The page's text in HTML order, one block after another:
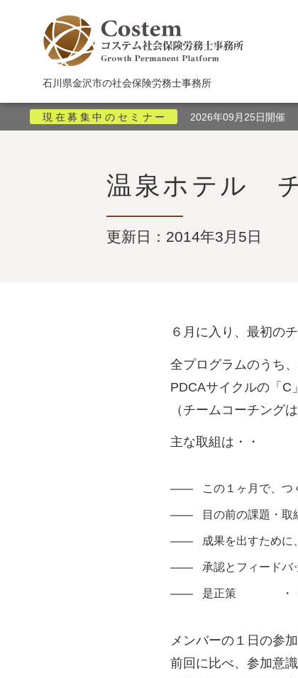
石川県金沢市の社会保険労務士事務所
現在募集中のセミナー 2026年09月25日開催
温泉ホテル
更新日：2014年3月5日
６月に入り、最初の
全プログラムのうち
PDCAサイクルの「C
（チームコーチング
主な取組は・・
この１ヶ月で、
目の前の課題・
成果を出すために
承認とフィードバ
是正策 ・・
メンバーの１日の参
前回に比べ、参加意